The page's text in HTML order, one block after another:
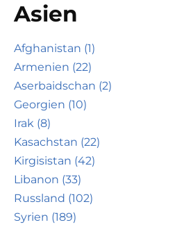
Asien
Afghanistan (1)
Armenien (22)
Aserbaidschan (2)
Georgien (10)
Irak (8)
Kasachstan (22)
Kirgisistan (42)
Libanon (33)
Russland (102)
Syrien (189)